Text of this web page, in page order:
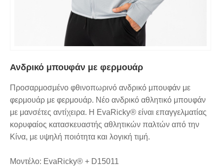
Ανδρικό μπουφάν με φερμουάρ
Προσαρμοσμένο φθινοπωρινό ανδρικό μπουφάν με
φερμουάρ με φερμουάρ. Νέο ανδρικό αθλητικό μπουφάν
με μανσέτες αντίχειρα. Η EvaRicky® είναι επαγγελματίας
κορυφαίος κατασκευαστής αθλητικών παλτών από την
Κίνα, με υψηλή ποιότητα και λογική τιμή.
Μοντέλο: EvaRicky® + D15011